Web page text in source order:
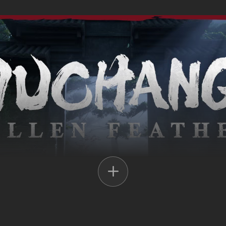
i landet Shu under det sene Ming-dynastis mørke år, som er